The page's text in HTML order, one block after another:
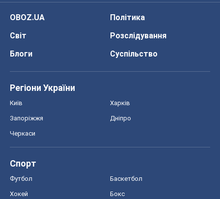
OBOZ.UA
Політика
Світ
Розслідування
Блоги
Суспільство
Регіони України
Київ Харків
Запоріжжя Дніпро
Черкаси
Спорт
Футбол Баскетбол
Хокей Бокс